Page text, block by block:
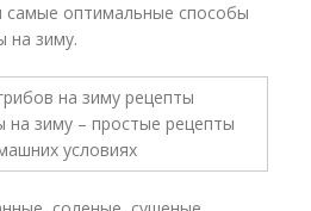
самые оптимальные способы
на зиму.